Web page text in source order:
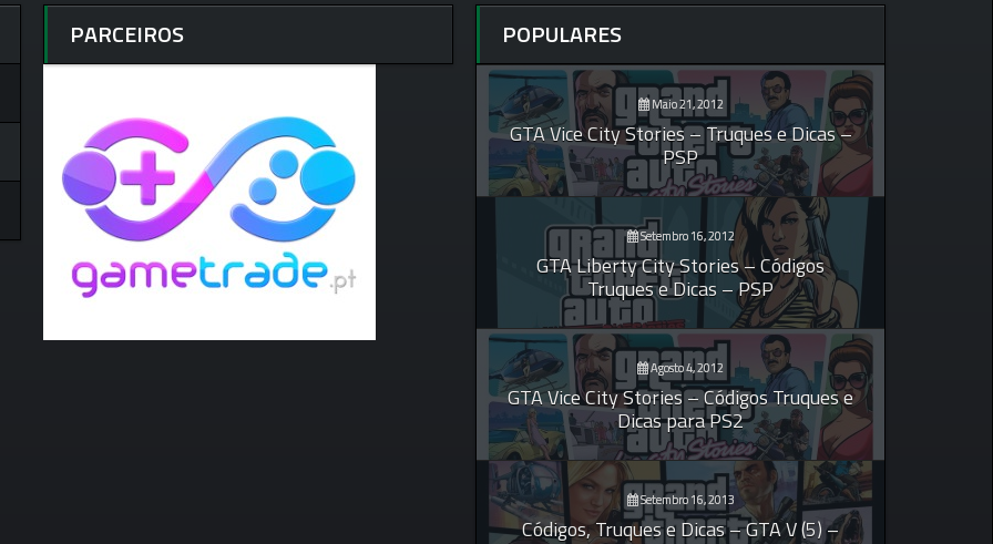
PARCEIROS POPULARES
Maio 21, 2012
GTA Vice City Stories – Truques e Dicas –
PSP
Setembro 16, 2012
GTA Liberty City Stories – Códigos
Truques e Dicas – PSP
Agosto 4, 2012
GTA Vice City Stories – Códigos Truques e
Dicas para PS2
Setembro 16, 2013
Códigos, Truques e Dicas – GTA V (5) –